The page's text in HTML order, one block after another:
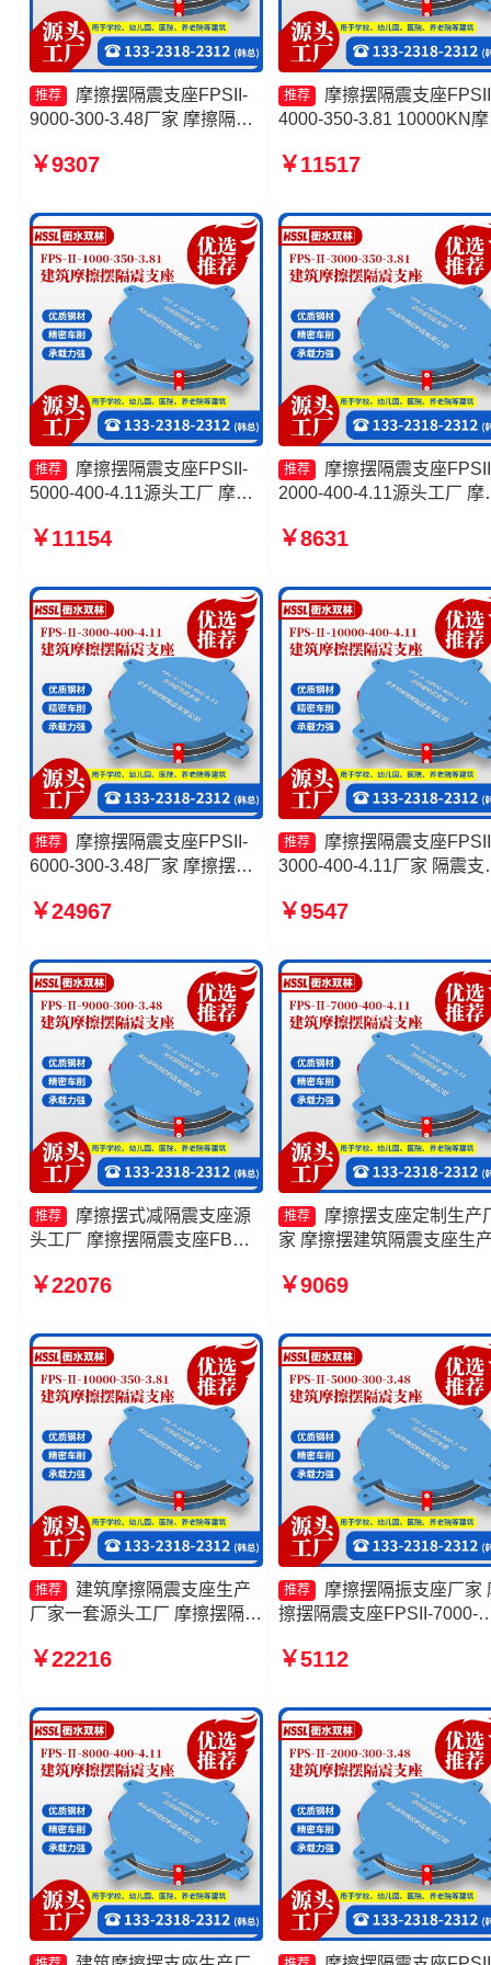
推荐
摩擦摆隔震支座FPSII-
9000-300-3.48厂家 摩擦隔震
座源头工厂 建筑摩擦隔震支座
￥9307
推荐
摩擦摆隔震支座
4000-350-3.81 10000KN
震支座生产厂家 摩擦摆隔
￥11517
推荐
摩擦摆隔震支座FPSII-
5000-400-4.11源头工厂 摩擦
支座FPSII-2000-350-3.81厂
1000-300-3.48生产厂家
￥11154
推荐
摩擦摆隔震支座
2000-400-4.11源头工厂 摩
摩擦隔震支座生产厂家一
厂家
￥8631
推荐
摩擦摆隔震支座FPSII-
6000-300-3.48厂家 摩擦摆隔
生产厂家 建筑摩擦摆隔震支座
建筑隔震支座
￥24967
推荐
摩擦摆隔震支座
3000-400-4.11厂家 隔震支
厂 摩擦摆隔振支座源头工
350-3.81
￥9547
推荐
摩擦摆式减隔震支座源
头工厂 摩擦摆隔震支座FBD
9000-350-3.81源头工厂 摩擦
￥22076
推荐
摩擦摆支座定制生产
家 摩擦摆建筑隔震支座生
3000-300-3.48源头工厂
￥9069
推荐
建筑摩擦隔震支座生产
厂家一套源头工厂 摩擦摆隔震
产厂家 摩擦复摆隔震支座生产
10000-400-4.11
￥22216
推荐
摩擦摆隔振支座厂家
擦摆隔震支座FPSII-7000-
FPSII-1000-400-4.11源头
￥5112